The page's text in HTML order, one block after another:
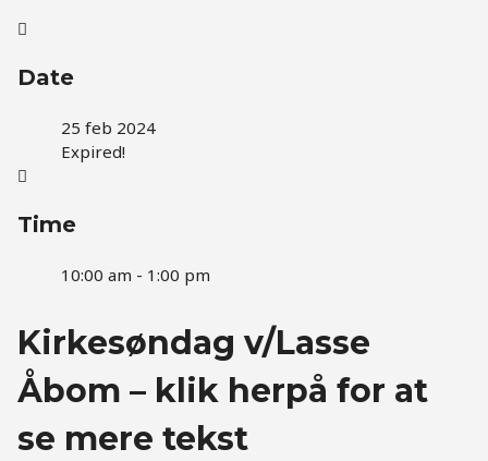
Date
25 feb 2024
Expired!
Time
10:00 am - 1:00 pm
Kirkesøndag v/Lasse
Åbom – klik herpå for at
se mere tekst